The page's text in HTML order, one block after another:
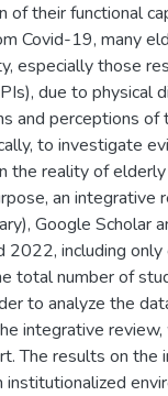
of their functional
Covid-19, many
especially those
due to physical
and perceptions of
to investigate
the reality of
an integrative
Google Scholar
including only
total number of
to analyze the
integrative
The results on the